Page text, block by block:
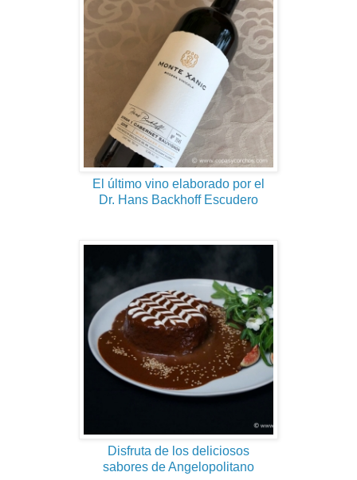
El último vino elaborado por el
Dr. Hans Backhoff Escudero
Disfruta de los deliciosos
sabores de Angelopolitano